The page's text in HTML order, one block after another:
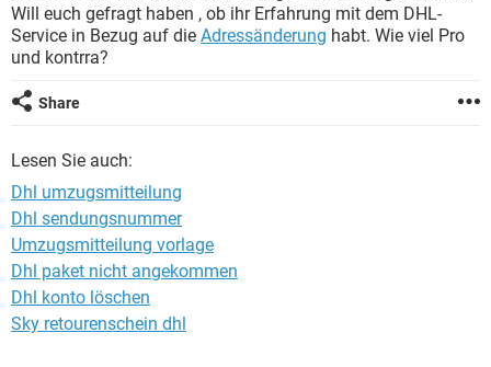
Will euch gefragt haben , ob ihr Erfahrung mit dem DHL-
Service in Bezug auf die Adressänderung habt. Wie viel Pro
und kontrra?
Share
Lesen Sie auch:
Dhl umzugsmitteilung
Dhl sendungsnummer
Umzugsmitteilung vorlage
Dhl paket nicht angekommen
Dhl konto löschen
Sky retourenschein dhl